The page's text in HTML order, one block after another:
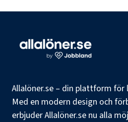
Allalöner.se – din plattform
Med en modern design och
erbjuder Allalöner.se nu alla